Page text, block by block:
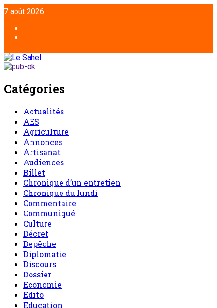
7 août 2026
Catégories
Actualités
AES
Agriculture
Annonces
Artisanat
Audiences
Billet
Chronique d’un entretien
Chronique du lundi
Commentaire
Communiqué
Culture
Décret
Dépêche
Diplomatie
Discours
Dossier
Economie
Edito
Education